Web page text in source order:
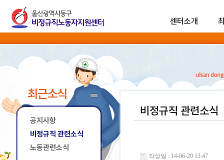
센터소개
최근소식
공지사항
비정규직 관련소식
노동관련소식
비정규직 관련소식
작성일 : 14-06-20 13:47